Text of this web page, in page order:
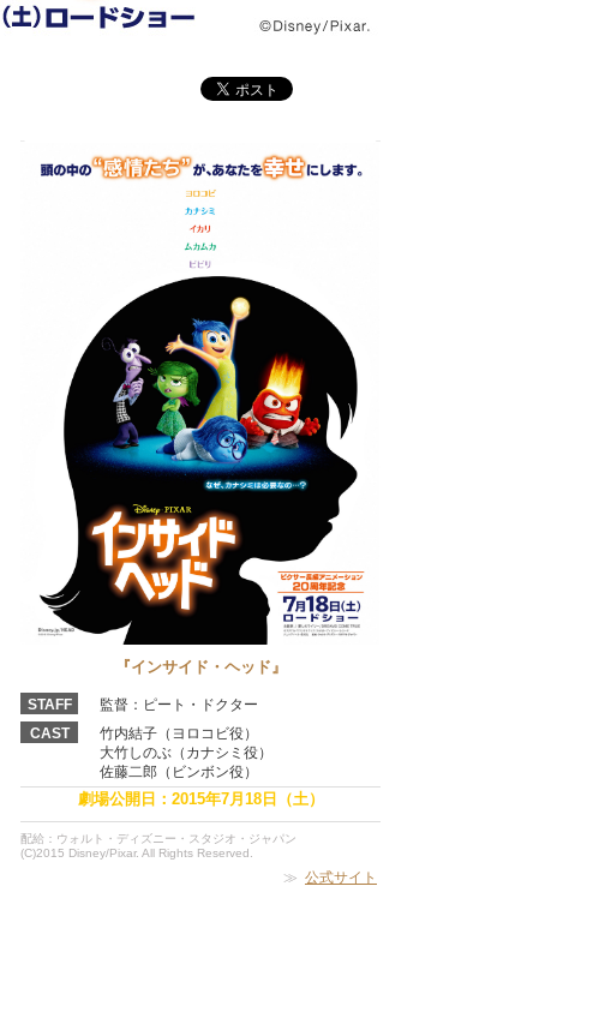
『インサイド・ヘッド』
STAFF
監督：ピート・ドクター
CAST
竹内結子（ヨロコビ役）
大竹しのぶ（カナシミ役）
佐藤二郎（ビンボン役）
劇場公開日：2015年7月18日（土）
配給：ウォルト・ディズニー・スタジオ・ジャパン
(C)2015 Disney/Pixar. All Rights Reserved.
≫ 公式サイト